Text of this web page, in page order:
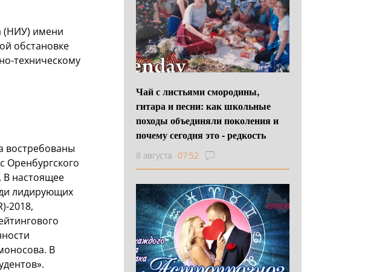
(НИУ) имени
обстановке
техническому
востребованы
Оренбургского
В настоящее
лидирующих
2018,
В
Чай с листьями смородины,
гитара и песни: как школьные
походы объединяли поколения и
почему сегодня это - редкость
8 августа 07:52